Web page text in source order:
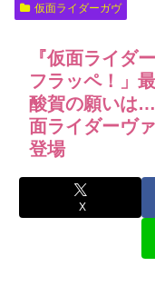
仮面ライダーガヴ
『仮面ライダ
フラッペ！」
酸賀の願いは
面ライダーヴ
登場
X